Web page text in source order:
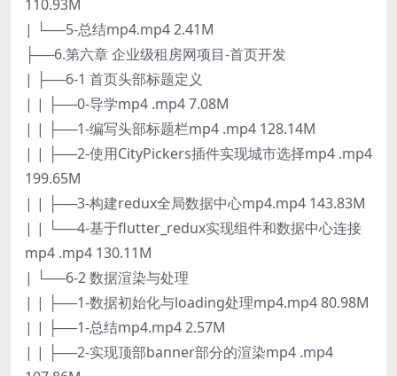
110.93M
| └──5-总结mp4.mp4 2.41M
├──6.第六章 企业级租房网项目-首页开发
| ├──6-1 首页头部标题定义
| | ├──0-导学mp4 .mp4 7.08M
| | ├──1-编写头部标题栏mp4 .mp4 128.14M
| | ├──2-使用CityPickers插件实现城市选择mp4 .mp4
199.65M
| | ├──3-构建redux全局数据中心mp4.mp4 143.83M
| | └──4-基于flutter_redux实现组件和数据中心连接
mp4 .mp4 130.11M
| └──6-2 数据渲染与处理
| | ├──1-数据初始化与loading处理mp4.mp4 80.98M
| | ├──1-总结mp4.mp4 2.57M
| | ├──2-实现顶部banner部分的渲染mp4 .mp4